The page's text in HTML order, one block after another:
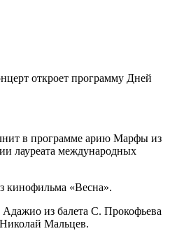
откроет программу Дней
в программе арию Марфы из
лауреата международных
кинофильма «Весна».
из балета С. Прокофьева
Мальцев.